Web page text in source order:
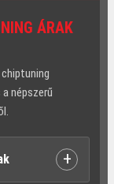
ÁRAK
népszerű
+